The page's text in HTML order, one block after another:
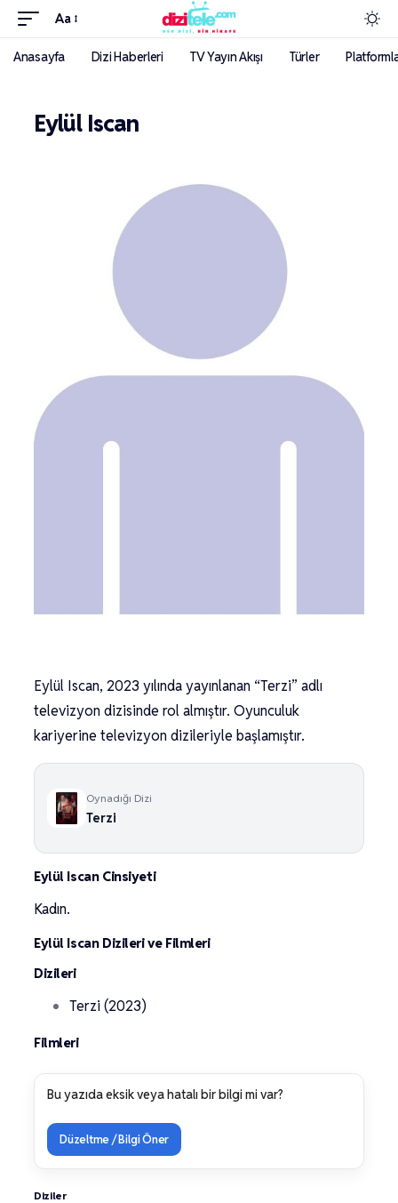
Aa
Anasayfa Dizi Haberleri TV Yayın Akışı Türler
Eylül Iscan
Eylül Iscan, 2023 yılında yayınlanan “Terzi” adlı
televizyon dizisinde rol almıştır. Oyunculuk
kariyerine televizyon dizileriyle başlamıştır.
Oynadığı Dizi
Terzi
Eylül Iscan Cinsiyeti
Kadın.
Eylül Iscan Dizileri ve Filmleri
Dizileri
Terzi (2023)
Filmleri
Bu yazıda eksik veya hatalı bir bilgi mi var?
Düzeltme / Bilgi Öner
Diziler